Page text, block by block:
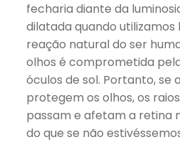
fecharia diante da
dilatada quando utilizamos
reação natural do ser
olhos é comprometida
óculos de sol. Portanto, se
protegem os olhos, os
passam e afetam a retina
do que se não